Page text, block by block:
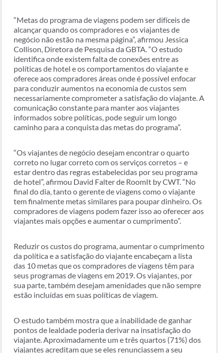
“Metas do programa de viagens podem ser difíceis de
alcançar quando os compradores e os viajantes de
negócio não estão na mesma página”, afirmou Jessica
Collison, Diretora de Pesquisa da GBTA. “O estudo
identifica onde existem falta de conexões entre as
políticas de hotel e os comportamentos do viajante e
oferece aos compradores áreas onde é possível enfocar
para conduzir aumentos na economia de custos sem
necessariamente comprometer a satisfação do viajante. A
comunicação constante para manter aos viajantes
informados sobre políticas, pode seguir um longo
caminho para a conquista das metas do programa”.
“Os viajantes de negócio desejam encontrar o quarto
correto no lugar correto com os serviços corretos – e
estar dentro das regras estabelecidas por seu programa
de hotel”, afirmou David Falter de RoomIt by CWT. “No
final do dia, tanto o gerente de viagens como o viajante
tem finalmente metas similares para poupar dinheiro. Os
compradores de viagens podem fazer isso ao oferecer aos
viajantes mais opções e aumentar o cumprimento”.
Reduzir os custos do programa, aumentar o cumprimento
da política e a satisfação do viajante encabeçam a lista
das 10 metas que os compradores de viagens têm para
seus programas de viagens em 2019. Os viajantes, por
sua parte, também desejam amenidades que não sempre
estão incluídas em suas políticas de viagem.
O estudo também mostra que a inabilidade de ganhar
pontos de lealdade poderia derivar na insatisfação do
viajante. Aproximadamente um e três quartos (71%) dos
viajantes acreditam que se eles renunciassem a seu